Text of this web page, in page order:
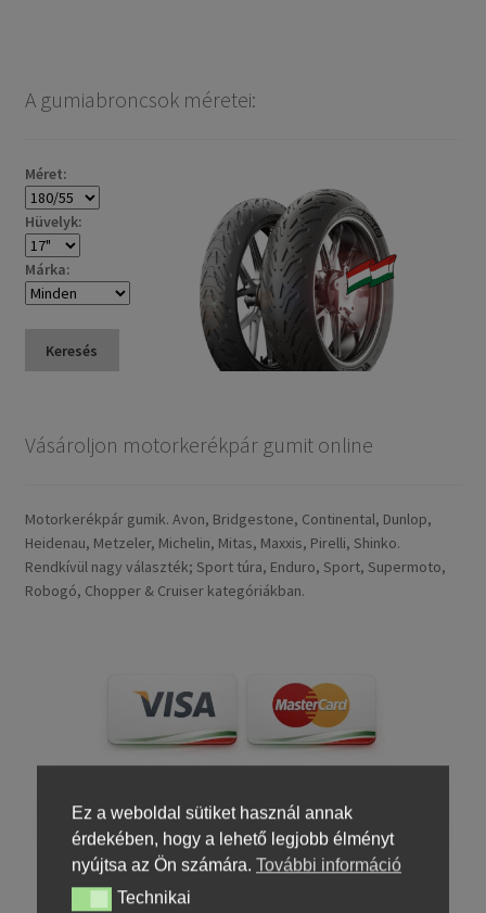
A gumiabroncsok méretei:
Méret:
Hüvelyk:
Márka:
Keresés
Vásároljon motorkerékpár gumit online
Motorkerékpár gumik. Avon, Bridgestone, Continental, Dunlop,
Heidenau, Metzeler, Michelin, Mitas, Maxxis, Pirelli, Shinko.
Rendkívül nagy választék; Sport túra, Enduro, Sport, Supermoto,
Robogó, Chopper & Cruiser kategóriákban.
Ez a weboldal sütiket használ annak
érdekében, hogy a lehető legjobb élményt
nyújtsa az Ön számára. További információ
TechnikaiTechnikai